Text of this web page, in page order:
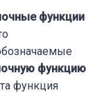
функции
функцию
функция